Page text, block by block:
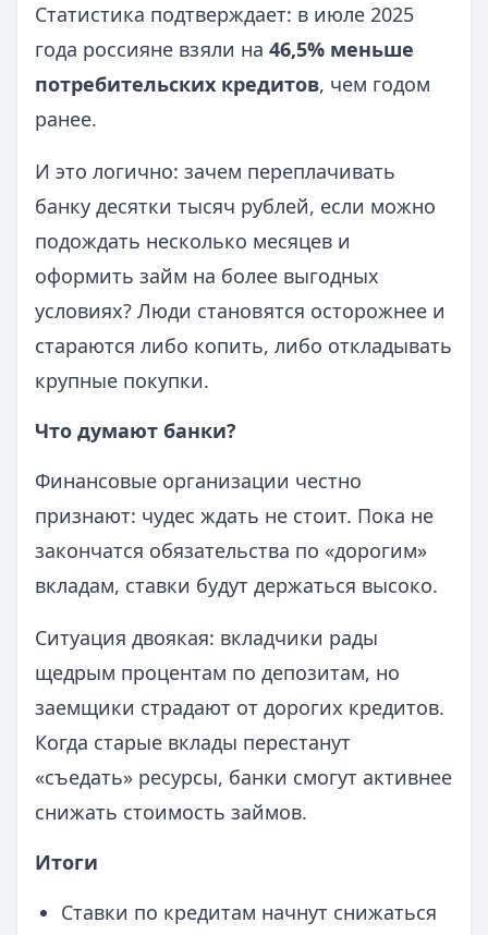
Статистика подтверждает: в июле 2025
года россияне взяли на 46,5% меньше
потребительских кредитов, чем годом
ранее.
И это логично: зачем переплачивать
банку десятки тысяч рублей, если можно
подождать несколько месяцев и
оформить займ на более выгодных
условиях? Люди становятся осторожнее и
стараются либо копить, либо откладывать
крупные покупки.
Что думают банки?
Финансовые организации честно
признают: чудес ждать не стоит. Пока не
закончатся обязательства по «дорогим»
вкладам, ставки будут держаться высоко.
Ситуация двоякая: вкладчики рады
щедрым процентам по депозитам, но
заемщики страдают от дорогих кредитов.
Когда старые вклады перестанут
«съедать» ресурсы, банки смогут активнее
снижать стоимость займов.
Итоги
Ставки по кредитам начнут снижаться